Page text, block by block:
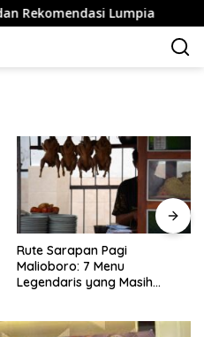
Lumpia
Rute Sarapan Pagi
Malioboro: 7 Menu
Legendaris yang Masih